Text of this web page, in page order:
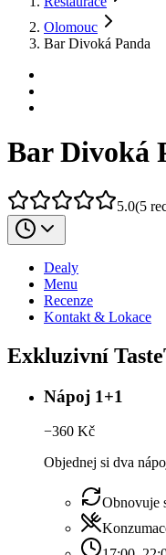
Olomouc
Bar Divoká Panda
Bar Divoká
5.0(5
Dealy
Menu
Recenze
Kontakt & Lokace
Exkluzivní
Nápoj 1+1
−360 Kč
Objednej si dva
Obnovuje